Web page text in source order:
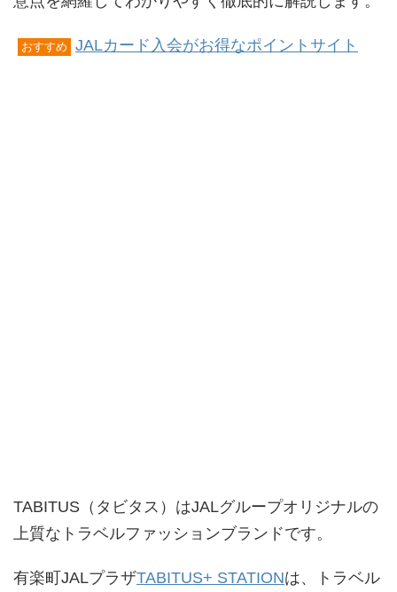
おすすめ JALカード入会がお得なポイントサイト
TABITUS（タビタス）はJALグループオリジナルの
上質なトラベルファッションブランドです。
有楽町JALプラザTABITUS+ STATIONは、トラベル